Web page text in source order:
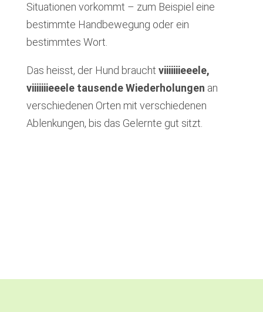
Situationen vorkommt – zum Beispiel eine
bestimmte Handbewegung oder ein
bestimmtes Wort.
Das heisst, der Hund braucht viiiiiiieeele,
viiiiiiieeele tausende Wiederholungen an
verschiedenen Orten mit verschiedenen
Ablenkungen, bis das Gelernte gut sitzt.